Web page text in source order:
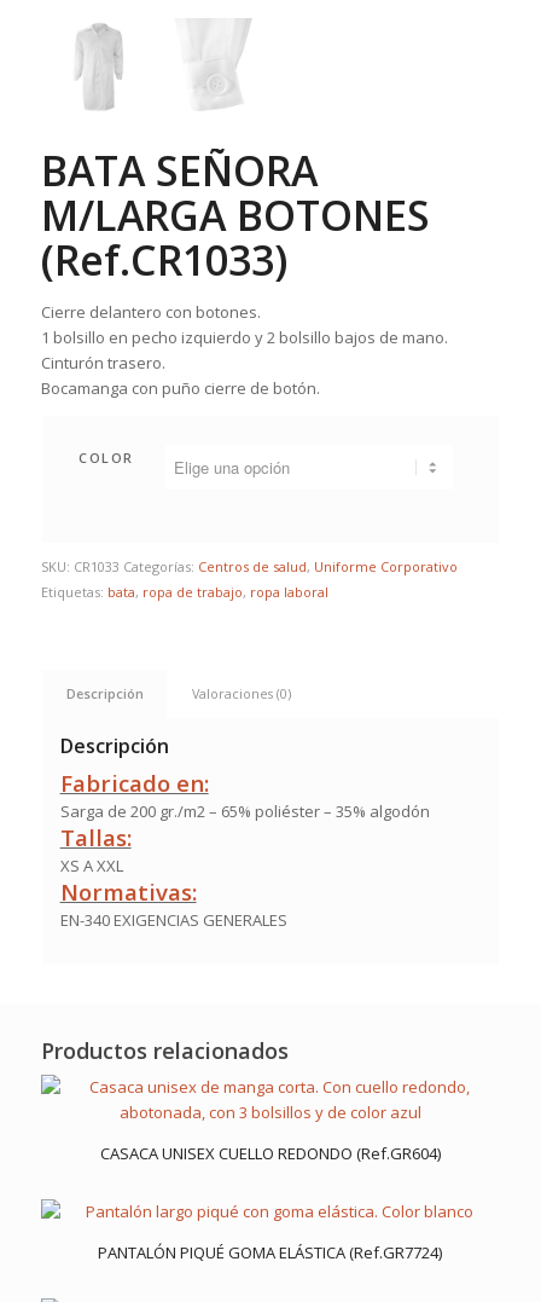
BATA SEÑORA
M/LARGA BOTONES
(Ref.CR1033)
Cierre delantero con botones.
1 bolsillo en pecho izquierdo y 2 bolsillo bajos de mano.
Cinturón trasero.
Bocamanga con puño cierre de botón.
COLOR
SKU: CR1033 Categorías: Centros de salud, Uniforme Corporativo
Etiquetas: bata, ropa de trabajo, ropa laboral
Descripción Valoraciones (0)
Descripción
Fabricado en:
Sarga de 200 gr./m2 – 65% poliéster – 35% algodón
Tallas:
XS A XXL
Normativas:
EN-340 EXIGENCIAS GENERALES
Productos relacionados
CASACA UNISEX CUELLO REDONDO (Ref.GR604)
PANTALÓN PIQUÉ GOMA ELÁSTICA (Ref.GR7724)